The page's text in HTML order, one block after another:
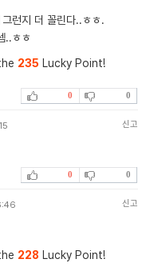
런지 더 꼴린다..ㅎㅎ.
..ㅎㅎ
235 Lucky Point!
0 0
신고
0 0
신고
228 Lucky Point!